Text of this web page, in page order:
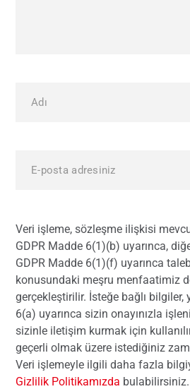
Veri işleme, sözleşme ilişkisi
GDPR Madde 6(1)(b) uyarınca,
GDPR Madde 6(1)(f) uyarınca
konusundaki meşru menfaatimiz
gerçekleştirilir. İsteğe bağlı bilgiler,
6(a) uyarınca sizin onayınızla
sizinle iletişim kurmak için
geçerli olmak üzere istediğiniz
Veri işlemeyle ilgili daha fazla
Gizlilik Politikamızda bulabilirsiniz.